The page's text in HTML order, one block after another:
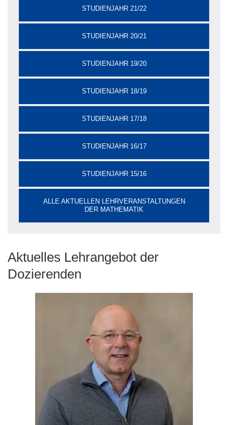
STUDIENJAHR 21/22
STUDIENJAHR 20/21
STUDIENJAHR 19/20
STUDIENJAHR 18/19
STUDIENJAHR 17/18
STUDIENJAHR 16/17
STUDIENJAHR 15/16
ALLE AKTUELLEN LEHRVERANSTALTUNGEN
DER MATHEMATIK
Aktuelles Lehrangebot der
Dozierenden